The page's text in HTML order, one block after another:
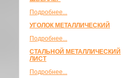
Подробнее...
УГОЛОК МЕТАЛЛИЧЕСКИЙ
Подробнее...
СТАЛЬНОЙ МЕТАЛЛИЧЕСКИЙ
ЛИСТ
Подробнее...